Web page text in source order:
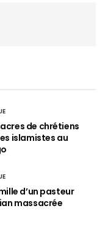
de chrétiens
islamistes au
d’un pasteur
massacrée